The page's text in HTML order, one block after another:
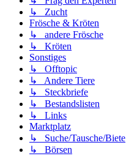
↳ Zucht
Frösche & Kröten
↳ andere Frösche
↳ Kröten
Sonstiges
↳ Offtopic
↳ Andere Tiere
↳ Steckbriefe
↳ Bestandslisten
↳ Links
Marktplatz
↳ Suche/Tausche/Biete
↳ Börsen